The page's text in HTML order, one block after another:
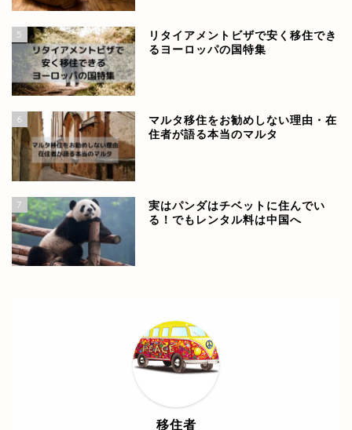
5
リタイアメントビザで安く移住でき
るヨーロッパの国特集
6
マルタ移住をお勧めしない理由・在
住者が語る本当のマルタ
7
実はパンダはチベットに住んでい
る！でもレンタル料は中国へ
移住者
ヨーロッパ